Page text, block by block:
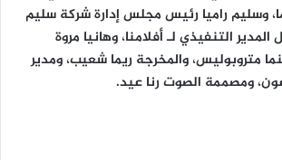
وسليم راميا رئيس مجلس إدارة شركة سليم
التنفيذي لـ أفلامنا، وهانيا مروة
متروبوليس، والمخرجة ريما شعيب، ومدير
ومصممة الصوت رنا عيد.